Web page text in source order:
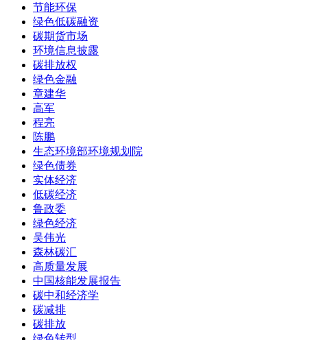
节能环保
绿色低碳融资
碳期货市场
环境信息披露
碳排放权
绿色金融
章建华
高军
程亮
陈鹏
生态环境部环境规划院
绿色债券
实体经济
低碳经济
鲁政委
绿色经济
吴伟光
森林碳汇
高质量发展
中国核能发展报告
碳中和经济学
碳减排
碳排放